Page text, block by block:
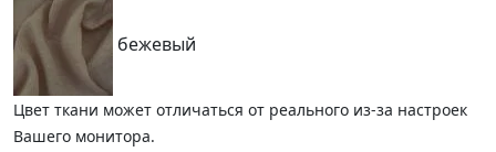
бежевый
Цвет ткани может отличаться от реального из-за настроек
Вашего монитора.